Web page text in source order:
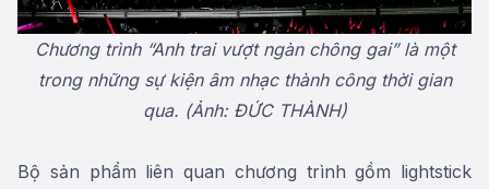
Chương trình “Anh trai vượt ngàn chông gai” là một
trong những sự kiện âm nhạc thành công thời gian
qua. (Ảnh: ĐỨC THÀNH)
Bộ sản phẩm liên quan chương trình gồm lightstick